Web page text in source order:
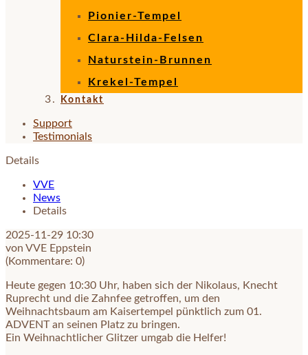
Pionier-Tempel
Clara-Hilda-Felsen
Naturstein-Brunnen
Krekel-Tempel
Kontakt
Support
Testimonials
Details
VVE
News
Details
2025-11-29 10:30
von VVE Eppstein
(Kommentare: 0)
Heute gegen 10:30 Uhr, haben sich der Nikolaus, Knecht
Ruprecht und die Zahnfee getroffen, um den
Weihnachtsbaum am Kaisertempel pünktlich zum 01.
ADVENT an seinen Platz zu bringen.
Ein Weihnachtlicher Glitzer umgab die Helfer!